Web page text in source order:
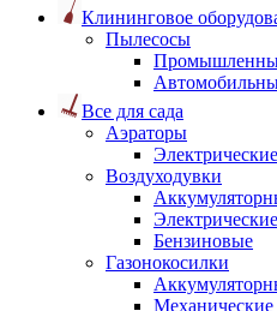
Клининговое
Пылесосы
Все для сада
Аэраторы
Электрические
Воздуходувки
Электрические
Бензиновые
Газонокосилки
Механические